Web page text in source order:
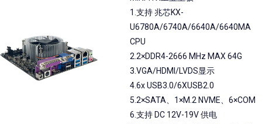
1.支持 兆芯KX-
U6780A/6740A/6640A/6640MA
CPU
2.2×DDR4-2666 MHz MAX 64G
3.VGA/HDMI/LVDS显示
4.6x USB3.0/6XUSB2.0
5.2×SATA、1×M.2 NVME、6×COM
6.支持 DC 12V-19V 供电